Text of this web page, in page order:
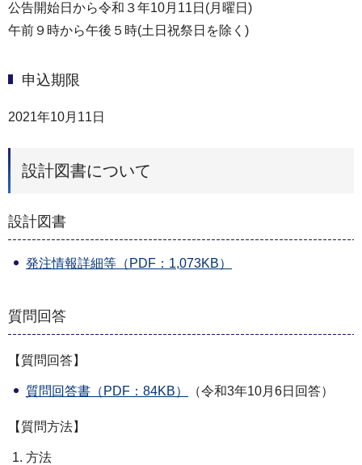
公告開始日から令和３年10月11日(月曜日)
午前９時から午後５時(土日祝祭日を除く)
申込期限
2021年10月11日
設計図書について
設計図書
発注情報詳細等（PDF：1,073KB）
質問回答
【質問回答】
質問回答書（PDF：84KB） （令和3年10月6日回答）
【質問方法】
方法